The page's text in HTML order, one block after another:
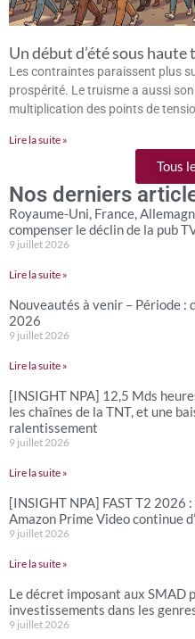
Un début d’été sous haute
Les contraintes paraissent plus
prospérité. Le truisme a aussi son
multiplication des points de
Lire la suite »
Tous
Nos derniers
Royaume-Uni, France,
compenser le déclin de la pub
9 juillet 2026
Lire la suite »
Nouveautés à venir – Période
2026
9 juillet 2026
Lire la suite »
[INSIGHT NPA] 12,5 Mds
les chaînes de la TNT, et une
ralentissement
9 juillet 2026
Lire la suite »
[INSIGHT NPA] FAST T2 2026
Amazon Prime Video continue
9 juillet 2026
Lire la suite »
Le décret imposant aux SMAD
investissements dans les
9 juillet 2026